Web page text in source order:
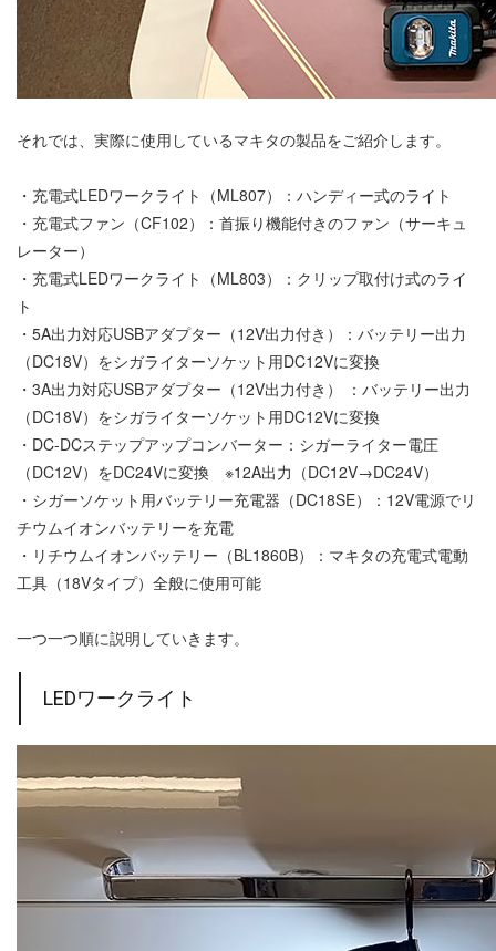
それでは、実際に使用しているマキタの製品をご紹介します。
・充電式LEDワークライト（ML807）：ハンディー式のライト
・充電式ファン（CF102）：首振り機能付きのファン（サーキュ
レーター）
・充電式LEDワークライト（ML803）：クリップ取付け式のライ
ト
・5A出力対応USBアダプター（12V出力付き）：バッテリー出力
（DC18V）をシガライターソケット用DC12Vに変換
・3A出力対応USBアダプター（12V出力付き） ：バッテリー出力
（DC18V）をシガライターソケット用DC12Vに変換
・DC-DCステップアップコンバーター：シガーライター電圧
（DC12V）をDC24Vに変換 ※12A出力（DC12V→DC24V）
・シガーソケット用バッテリー充電器（DC18SE）：12V電源でリ
チウムイオンバッテリーを充電
・リチウムイオンバッテリー（BL1860B）：マキタの充電式電動
工具（18Vタイプ）全般に使用可能
一つ一つ順に説明していきます。
LEDワークライト